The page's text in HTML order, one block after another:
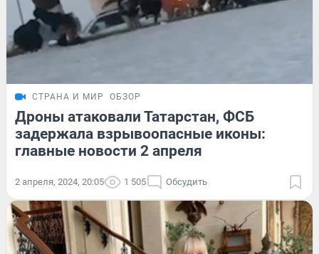
СТРАНА И МИР ОБЗОР
Дроны атаковали Татарстан, ФСБ
задержала взрывоопасные иконы:
главные новости 2 апреля
2 апреля, 2024, 20:05 1 505 Обсудить